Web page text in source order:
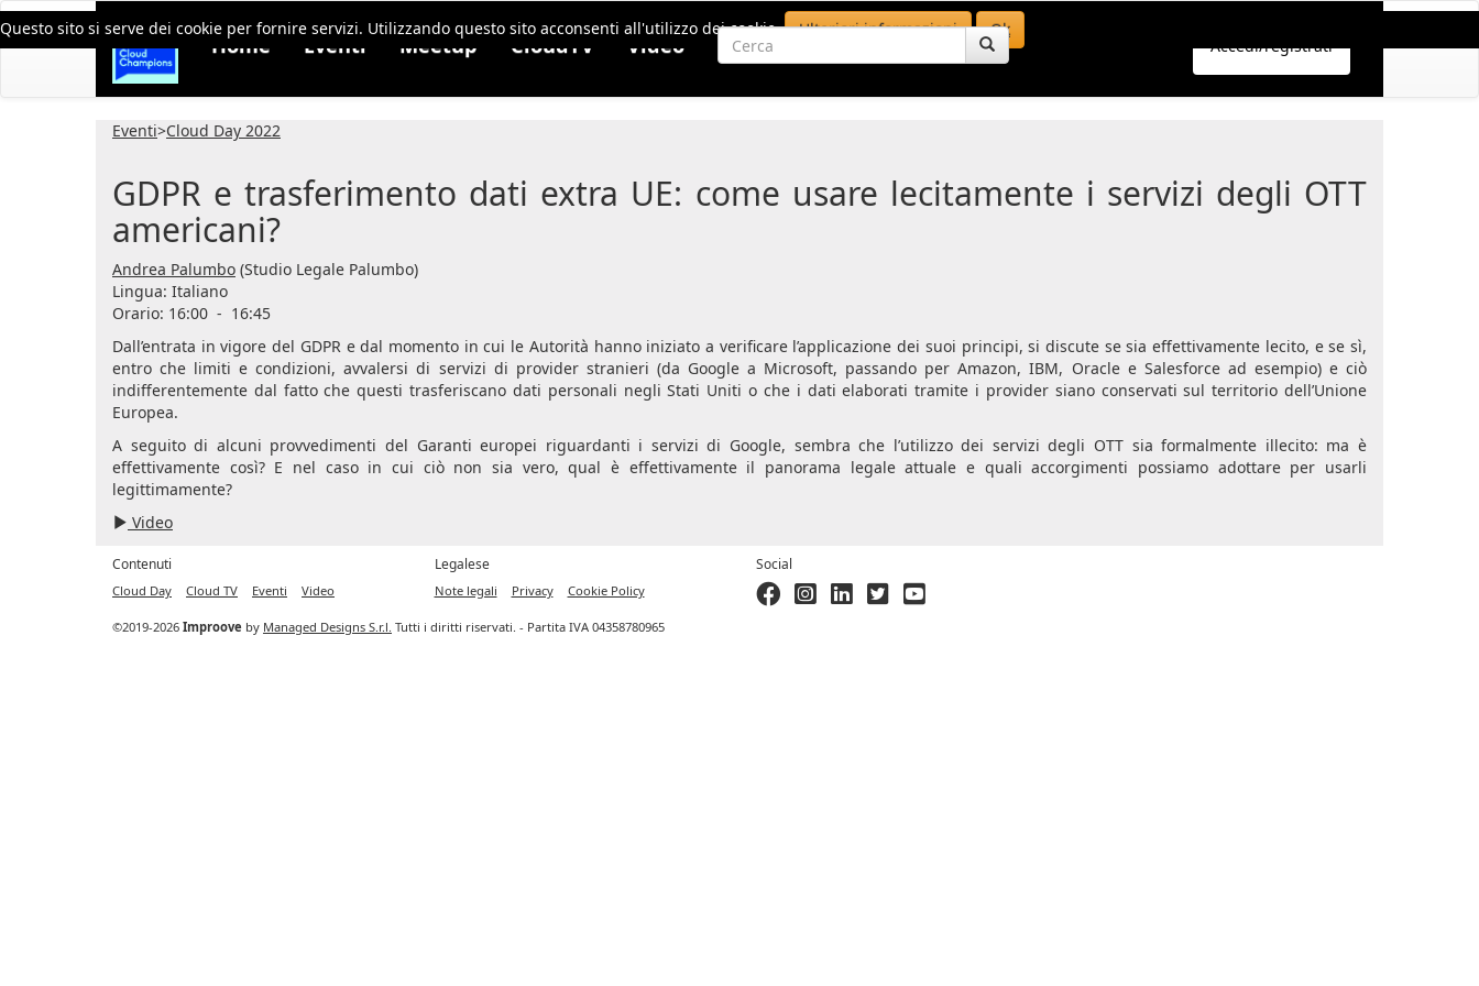
Questo sito si serve dei cookie per fornire servizi. Utilizzando questo sito acconsenti all'utilizzo dei cookie. Ulteriori informazioni Ok
Home Eventi Meetup CloudTV Video Accedi/registrati
Eventi>Cloud Day 2022
GDPR e trasferimento dati extra UE: come usare lecitamente i servizi degli OTT
americani?
Andrea Palumbo (Studio Legale Palumbo)
Lingua: Italiano
Orario: 16:00 - 16:45
Dall’entrata in vigore del GDPR e dal momento in cui le Autorità hanno iniziato a verificare l’applicazione dei suoi principi, si discute se sia effettivamente lecito, e se sì,
entro che limiti e condizioni, avvalersi di servizi di provider stranieri (da Google a Microsoft, passando per Amazon, IBM, Oracle e Salesforce ad esempio) e ciò
indifferentemente dal fatto che questi trasferiscano dati personali negli Stati Uniti o che i dati elaborati tramite i provider siano conservati sul territorio dell’Unione
Europea.
A seguito di alcuni provvedimenti del Garanti europei riguardanti i servizi di Google, sembra che l’utilizzo dei servizi degli OTT sia formalmente illecito: ma è
effettivamente così? E nel caso in cui ciò non sia vero, qual è effettivamente il panorama legale attuale e quali accorgimenti possiamo adottare per usarli
legittimamente?
Video
Contenuti
Cloud Day Cloud TV Eventi Video
Legalese
Note legali Privacy Cookie Policy
Social
©2019-2026 Improove by Managed Designs S.r.l. Tutti i diritti riservati. - Partita IVA 04358780965